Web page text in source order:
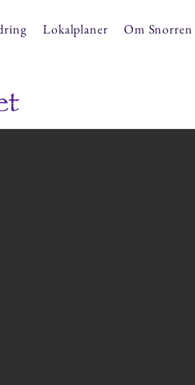
Lokalplaner Om Snorren